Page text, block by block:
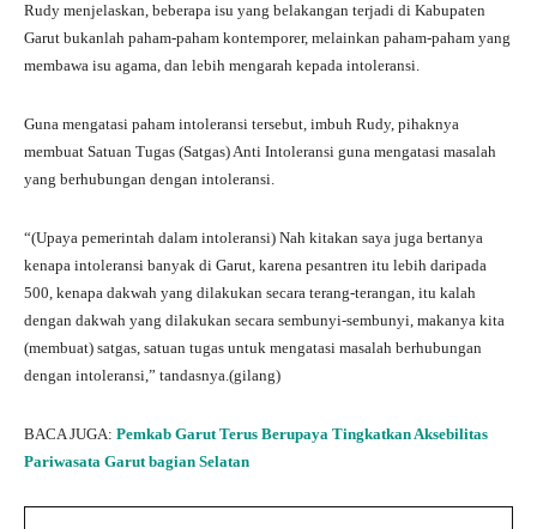
Rudy menjelaskan, beberapa isu yang belakangan terjadi di Kabupaten
Garut bukanlah paham-paham kontemporer, melainkan paham-paham yang
membawa isu agama, dan lebih mengarah kepada intoleransi.
Guna mengatasi paham intoleransi tersebut, imbuh Rudy, pihaknya
membuat Satuan Tugas (Satgas) Anti Intoleransi guna mengatasi masalah
yang berhubungan dengan intoleransi.
“(Upaya pemerintah dalam intoleransi) Nah kitakan saya juga bertanya
kenapa intoleransi banyak di Garut, karena pesantren itu lebih daripada
500, kenapa dakwah yang dilakukan secara terang-terangan, itu kalah
dengan dakwah yang dilakukan secara sembunyi-sembunyi, makanya kita
(membuat) satgas, satuan tugas untuk mengatasi masalah berhubungan
dengan intoleransi,” tandasnya.(gilang)
BACA JUGA: Pemkab Garut Terus Berupaya Tingkatkan Aksebilitas
Pariwasata Garut bagian Selatan